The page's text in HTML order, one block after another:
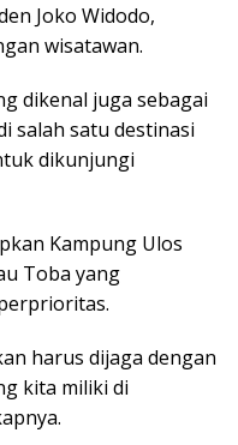
Joko Widodo,
wisatawan.
dikenal juga sebagai
salah satu destinasi
dikunjungi
Kampung Ulos
Toba yang
harus dijaga dengan
kita miliki di